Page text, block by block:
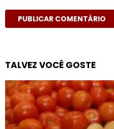
TALVEZ VOCÊ GOSTE